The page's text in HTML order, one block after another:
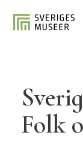
Folk